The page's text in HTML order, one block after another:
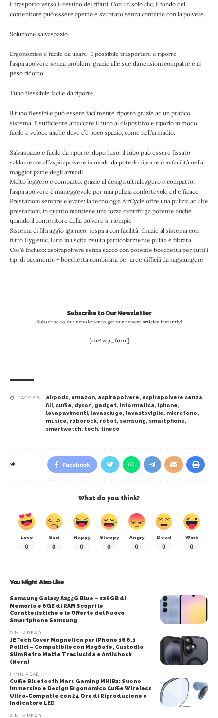
il trasporto verso il cestino dei rifiuti. Con un solo clic, il fondo del
contenitore può essere aperto e svuotato senza contatto con la polvere.
Soluzione salvaspazio
Ergonomico e facile da usare. È possibile trasportare e riporre
l’aspirapolvere senza problemi grazie alle sue dimensioni compatte e al
peso ridotto.
Tubo flessibile facile da riporre
Il tubo flessibile può essere facilmente riposto grazie ad un pratico
sistema. È sufficiente attaccare il tubo al dispositivo e riporlo in modo
facile e veloce anche dove c’è poco spazio, come nell’armadio.
Salvaspazio e facile da riporre: dopo l’uso, il tubo può essere fissato
saldamente all’aspirapolvere in modo da poterlo riporre con facilità nella
maggior parte degli armadi
Molto leggero e compatto: grazie al design ultraleggero e compatto,
l’aspirapolvere è maneggevole per una pulizia confortevole ed efficace
Prestazioni sempre elevate: la tecnologia AirCycle offre una pulizia ad alte
prestazioni, in quanto mantiene una forza centrifuga potente anche
quando il contenitore della polvere si riempie
Sistema di filtraggio igienico: respira con facilità! Grazie al sistema con
filtro Hygienic, l’aria in uscita risulta particolarmente pulita e filtrata
Cos’è incluso: aspirapolvere senza sacco con potente bocchetta per tutti i
tipi di pavimento + bocchetta combinata per aree difficili da raggiungere
Subscribe to Our Newsletter
Subscribe to our newsletter to get our newest articles instantly!
[mc4wp_form]
TAGGED: airpods, amazon, aspirapolvere, aspirapolvere senza
fili, cuffie, dyson, gadget, informatica, iphone,
lavapavimenti, lavasciuga, lavastoviglie, microfono,
musica, roborock, robot, samsung, smartphone,
smartwatch, tech, tineco
Facebook
What do you think?
Love
0
Sad
0
Happy
0
Sleepy
0
Angry
0
Dead
0
Wink
0
You Might Also Like
Samsung Galaxy A25 5G Blue – 128GB di
Memoria e 6GB di RAM Scopri le
Caratteristiche e le Offerte del Nuovo
Smartphone Samsung
0 MIN READ
JETech Cover Magnetica per iPhone 16 6.1
Pollici – Compatibile con MagSafe, Custodia
Slim Retro Matte Traslucida e Antishock
(Nera)
1 MIN READ
Cuffie Bluetooth Mars Gaming MHIB2: Suono
Immersivo e Design Ergonomico Cuffie Wireless
Ultra-Compatte con 24 Ore di Riproduzione e
Indicatore LED
4 MIN READ